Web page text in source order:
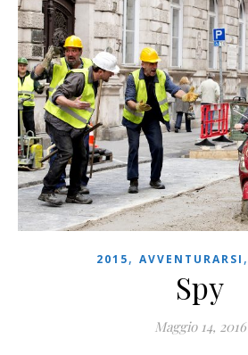
2015, AVVENTURARSI ,
Spy
Maggio 14, 2016